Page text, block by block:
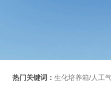
热门关键词： 生化培养箱/人工气候培养箱